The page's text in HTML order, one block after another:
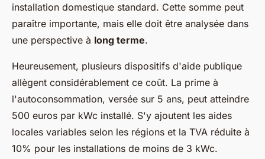
installation domestique standard. Cette somme peut
paraître importante, mais elle doit être analysée dans
une perspective à long terme.
Heureusement, plusieurs dispositifs d'aide publique
allègent considérablement ce coût. La prime à
l'autoconsommation, versée sur 5 ans, peut atteindre
500 euros par kWc installé. S'y ajoutent les aides
locales variables selon les régions et la TVA réduite à
10% pour les installations de moins de 3 kWc.